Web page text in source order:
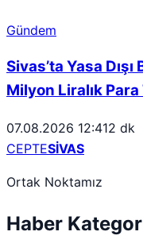
Gündem
Sivas’ta Yasa
Milyon Liralık Para
07.08.2026 12:412 dk
CEPTESİVAS
Ortak Noktamız
Haber